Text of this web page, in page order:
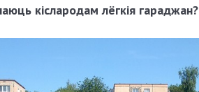
кіслародам лёгкія гараджан?